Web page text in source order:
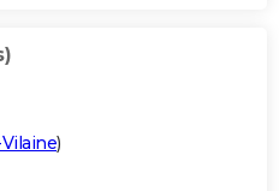
)